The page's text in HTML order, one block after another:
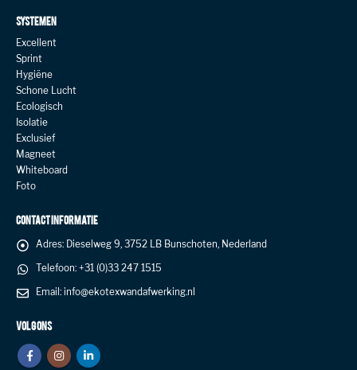
SYSTEMEN
Excellent
Sprint
Hygiëne
Schone Lucht
Ecologisch
Isolatie
Exclusief
Magneet
Whiteboard
Foto
CONTACT INFORMATIE
Adres: Dieselweg 9, 3752 LB Bunschoten, Nederland
Telefoon: +31 (0)33 247 1515
Email: info@ekotexwandafwerking.nl
VOLG ONS